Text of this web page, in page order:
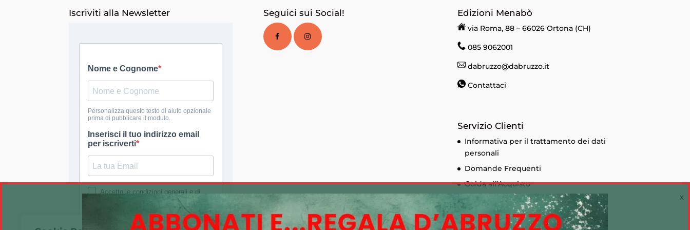
Iscriviti alla Newsletter Seguici sui Social! Edizioni Menabò
via Roma, 88 – 66026 Ortona (CH)
085 9062001
dabruzzo@dabruzzo.it
Contattaci
Servizio Clienti
Informativa per il trattamento dei dati
personali
Domande Frequenti
Guida all’Acquisto
Condizioni di vendita
Informativa sui Cookie